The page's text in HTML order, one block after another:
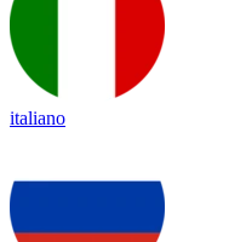
italiano